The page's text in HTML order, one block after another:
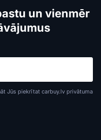
un vienmēr
Jūs piekrītat carbuy.lv privātuma